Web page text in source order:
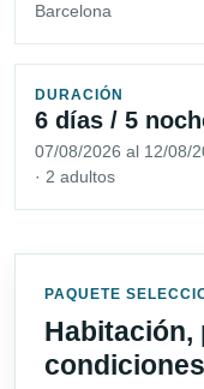
Barcelona
DURACIÓN
6 días / 5
07/08/2026 al 12/08/
· 2 adultos
PAQUETE
Habitación,